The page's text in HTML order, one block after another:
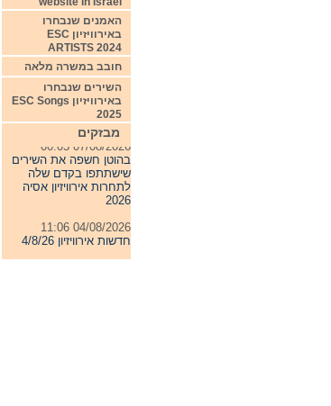
האמנים שנבחרו
באירוויזיון ESC
ARTISTS 2024
חובב במשרה מלאה
השירים שנבחרו
באירוויזיון ESC Songs
2025
מבזקים
07/08/2026 00:05
בהוטן חשפה את השירים
שישתתפו בקדם שלה
לתחרות אירוויזיון אסיה
2026
04/08/2026 11:06
חדשות אירוויזיון 4/8/26
31/07/2026 08:54